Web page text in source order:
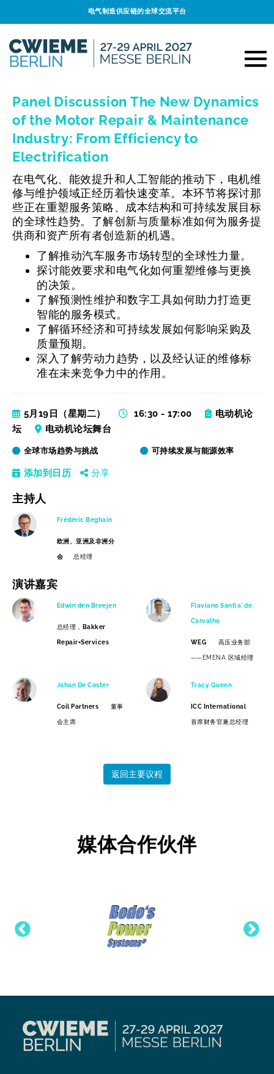
电气制造供应链的全球交流平台
Panel Discussion The New Dynamics
of the Motor Repair & Maintenance
Industry: From Efficiency to
Electrification
在电气化、能效提升和人工智能的推动下，电机维
修与维护领域正经历着快速变革。本环节将探讨那
些正在重塑服务策略、成本结构和可持续发展目标
的全球性趋势。了解创新与质量标准如何为服务提
供商和资产所有者创造新的机遇。
了解推动汽车服务市场转型的全球性力量。
探讨能效要求和电气化如何重塑维修与更换
的决策。
了解预测性维护和数字工具如何助力打造更
智能的服务模式。
了解循环经济和可持续发展如何影响采购及
质量预期。
深入了解劳动力趋势，以及经认证的维修标
准在未来竞争力中的作用。
5月19日（星期二） 16:30 - 17:00
电动机论
坛
电动机论坛舞台
全球市场趋势与挑战 可持续发展与能源效率
添加到日历 分享
主持人
Frédéric Beghain
欧洲、亚洲及非洲分
会 总经理
演讲嘉宾
Edwin den Breejen
总经理， Bakker
Repair+Services
Flaviano Santia' de
Carvalho
WEG 高压业务部
——EMENA 区域经理
Johan De Coster
Coil Partners 董事
会主席
Tracy Queen
ICC International
首席财务官兼总经理
返回主要议程
媒体合作伙伴